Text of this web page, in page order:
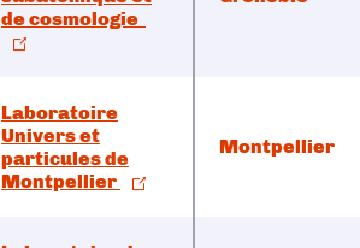
de cosmologie
Laboratoire
Univers et
particules de
Montpellier
Montpellier